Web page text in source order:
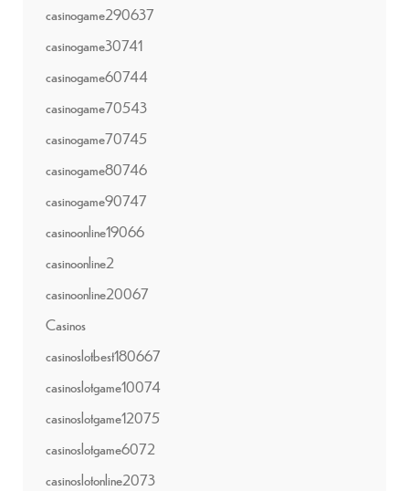
casinogame290637
casinogame30741
casinogame60744
casinogame70543
casinogame70745
casinogame80746
casinogame90747
casinoonline19066
casinoonline2
casinoonline20067
Casinos
casinoslotbest180667
casinoslotgame10074
casinoslotgame12075
casinoslotgame6072
casinoslotonline2073